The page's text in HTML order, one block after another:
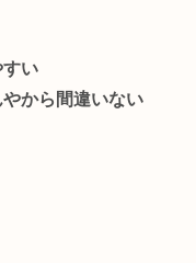
い
から間違いない